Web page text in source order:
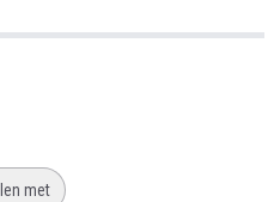
met